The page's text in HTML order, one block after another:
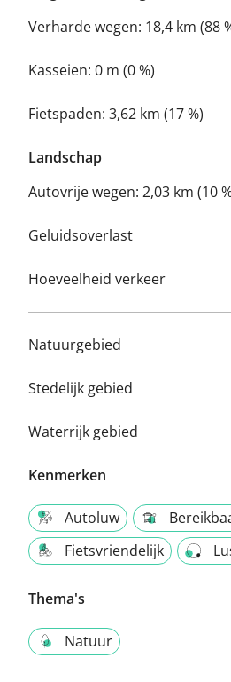
Verharde wegen: 18,4 km (88
Kasseien: 0 m (0 %)
Fietspaden: 3,62 km (17 %)
Landschap
Autovrije wegen: 2,03 km (10
Geluidsoverlast
Hoeveelheid verkeer
Natuurgebied
Stedelijk gebied
Waterrijk gebied
Kenmerken
Autoluw
Fietsvriendelijk
Thema's
Natuur